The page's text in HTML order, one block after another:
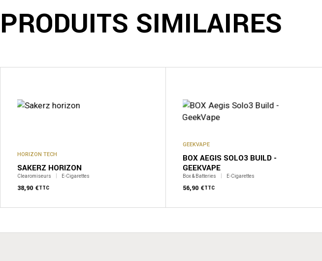
PRODUITS SIMILAIRES
HORIZON TECH
SAKERZ HORIZON
Clearomiseurs E-Cigarettes
38,90 €TTC
GEEKVAPE
BOX AEGIS SOLO3 BUILD -
GEEKVAPE
Box & Batteries E-Cigarettes
56,90 €TTC